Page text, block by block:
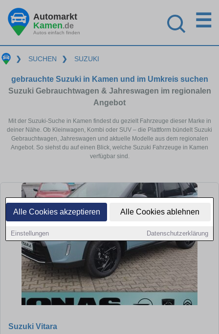
Alle Cookies akzeptieren Alle Cookies ablehnen
Einstellungen Datenschutzerklärung
Automarkt
Kamen.de
Autos einfach finden
☰
❯ SUCHEN ❯ SUZUKI
gebrauchte Suzuki in Kamen und im Umkreis suchen
Suzuki Gebrauchtwagen & Jahreswagen im regionalen
Angebot
Mit der Suzuki-Suche in Kamen findest du gezielt Fahrzeuge dieser Marke in
deiner Nähe. Ob Kleinwagen, Kombi oder SUV – die Plattform bündelt Suzuki
Gebrauchtwagen, Jahreswagen und aktuelle Modelle aus dem regionalen
Angebot. So siehst du auf einen Blick, welche Suzuki Fahrzeuge in Kamen
verfügbar sind.
Suzuki Vitara